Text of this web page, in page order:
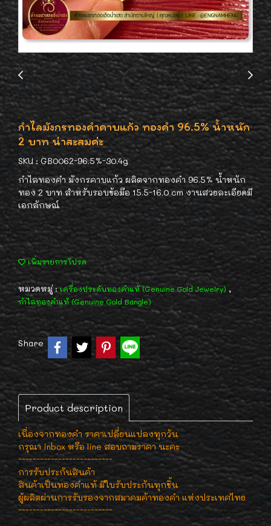
กำไลมังกรทองคำคาบแก้ว ทองคำ 96.5% น้ำหนัก
2 บาท น่าสะสมค่ะ
SKU : GB0062-96.5%-30.4g
กำไลทองคำ มังกรคาบแก้ว ผลิตจากทองคำ 96.5% น้ำหนัก
ทอง 2 บาท สำหรับรอบข้อมือ 15.5-16.0 cm งานสวยละเอียดมี
เอกลักษณ์
เพิ่มรายการโปรด
หมวดหมู่ :เครื่องประดับทองคำแท้ (Genuine Gold Jewelry) ,
กำไลทองคำแท้ (Genuine Gold Bangle)
Share
Product description
เนื่องจากทองคำ ราคาเปลี่ยนแปลงทุกวัน
กรุณา inbox หรือ line สอบถามราคา นะคะ
--------------------------
การรับประกันสินค้า
สินค้าเป็นทองคำแท้ มีใบรับประกันทุกชิ้น
ผู้ผลิตผ่านการรับรองจากสมาคมค้าทองคำ แห่งประเทศไทย
--------------------------